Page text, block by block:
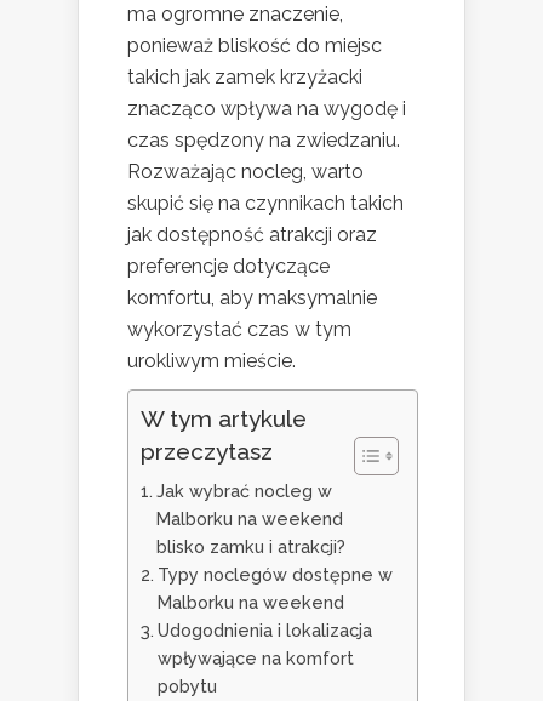
ma ogromne znaczenie,
ponieważ bliskość do miejsc
takich jak zamek krzyżacki
znacząco wpływa na wygodę i
czas spędzony na zwiedzaniu.
Rozważając nocleg, warto
skupić się na czynnikach takich
jak dostępność atrakcji oraz
preferencje dotyczące
komfortu, aby maksymalnie
wykorzystać czas w tym
urokliwym mieście.
W tym artykule
przeczytasz
Jak wybrać nocleg w
Malborku na weekend
blisko zamku i atrakcji?
Typy noclegów dostępne w
Malborku na weekend
Udogodnienia i lokalizacja
wpływające na komfort
pobytu